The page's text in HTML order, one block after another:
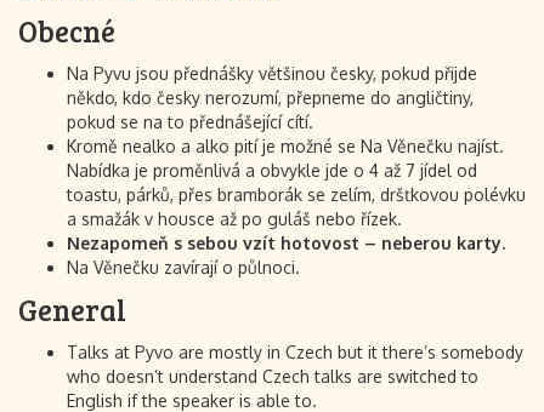
Obecné
Na Pyvu jsou přednášky většinou česky, pokud přijde
někdo, kdo česky nerozumí, přepneme do angličtiny,
pokud se na to přednášející cítí.
Kromě nealko a alko pití je možné se Na Věnečku najíst.
Nabídka je proměnlivá a obvykle jde o 4 až 7 jídel od
toastu, párků, přes bramborák se zelím, dršťkovou polévku
a smažák v housce až po guláš nebo řízek.
Nezapomeň s sebou vzít hotovost – neberou karty.
Na Věnečku zavírají o půlnoci.
General
Talks at Pyvo are mostly in Czech but it there’s somebody
who doesn’t understand Czech talks are switched to
English if the speaker is able to.